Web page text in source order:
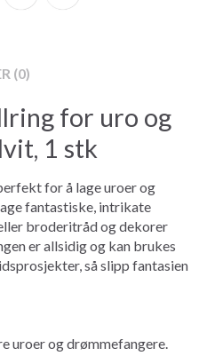
(0)
for uro og
1 stk
for å lage uroer og
fantastiske, intrikate
broderitråd og dekorer
er allsidig og kan brukes
så slipp fantasien
uroer og drømmefangere.